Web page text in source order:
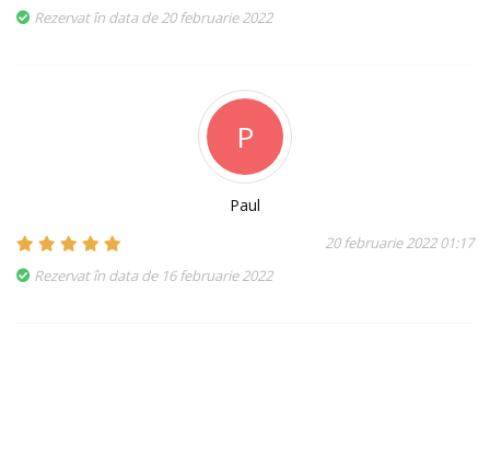
Rezervat în data de 20 februarie 2022
P
Paul
20 februarie 2022 01:17
Rezervat în data de 16 februarie 2022